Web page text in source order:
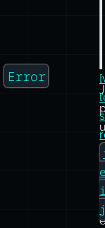
Error [